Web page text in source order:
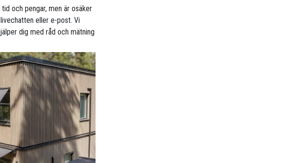
och pengar, men är osäker
eller e-post. Vi
dig med råd och mätning